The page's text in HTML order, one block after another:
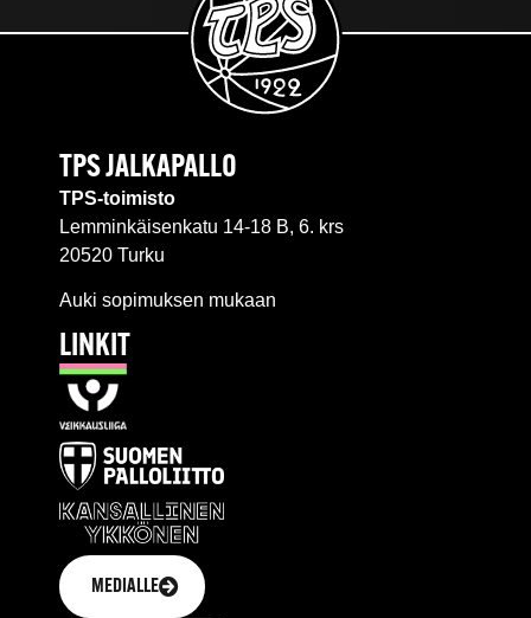
TPS JALKAPALLO
TPS-toimisto
Lemminkäisenkatu 14-18 B, 6. krs
20520 Turku
Auki sopimuksen mukaan
LINKIT
MEDIALLE